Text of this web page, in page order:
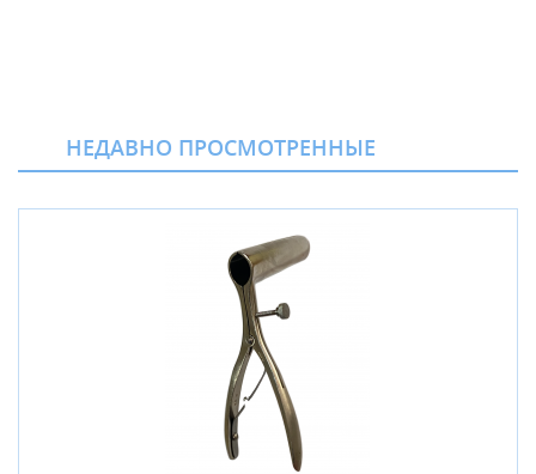
НЕДАВНО ПРОСМОТРЕННЫЕ